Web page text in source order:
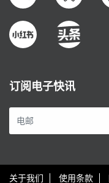
订阅电子快讯
关于我们 使用条款